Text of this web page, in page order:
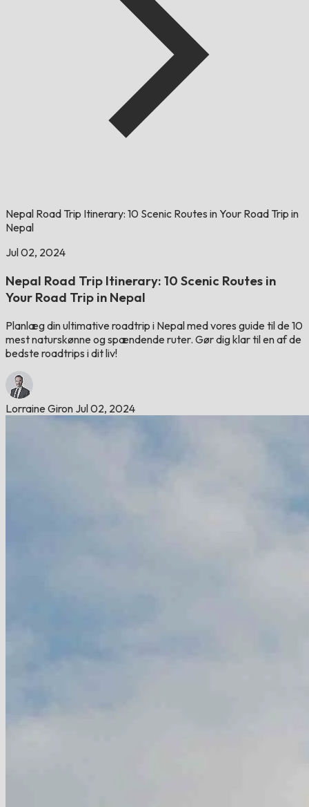
Nepal Road Trip Itinerary: 10 Scenic Routes in Your Road Trip in
Nepal
Jul 02, 2024
Nepal Road Trip Itinerary: 10 Scenic Routes in
Your Road Trip in Nepal
Planlæg din ultimative roadtrip i Nepal med vores guide til de 10
mest naturskønne og spændende ruter. Gør dig klar til en af ​​de
bedste roadtrips i dit liv!
Lorraine Giron Jul 02, 2024